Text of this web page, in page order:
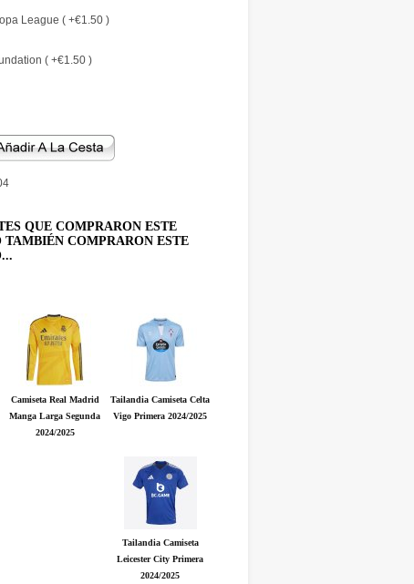
League ( +€1.50 )
( +€1.50 )
QUE COMPRARON ESTE
TAMBIÉN COMPRARON ESTE
Camiseta Real Madrid
Manga Larga Segunda
2024/2025
Tailandia Camiseta Celta
Vigo Primera 2024/2025
Tailandia Camiseta
Leicester City Primera
2024/2025